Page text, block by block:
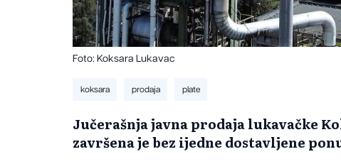
Foto: Koksara Lukavac
koksara prodaja plate
Jučerašnja javna prodaja lukavačke
završena je bez ijedne dostavljene